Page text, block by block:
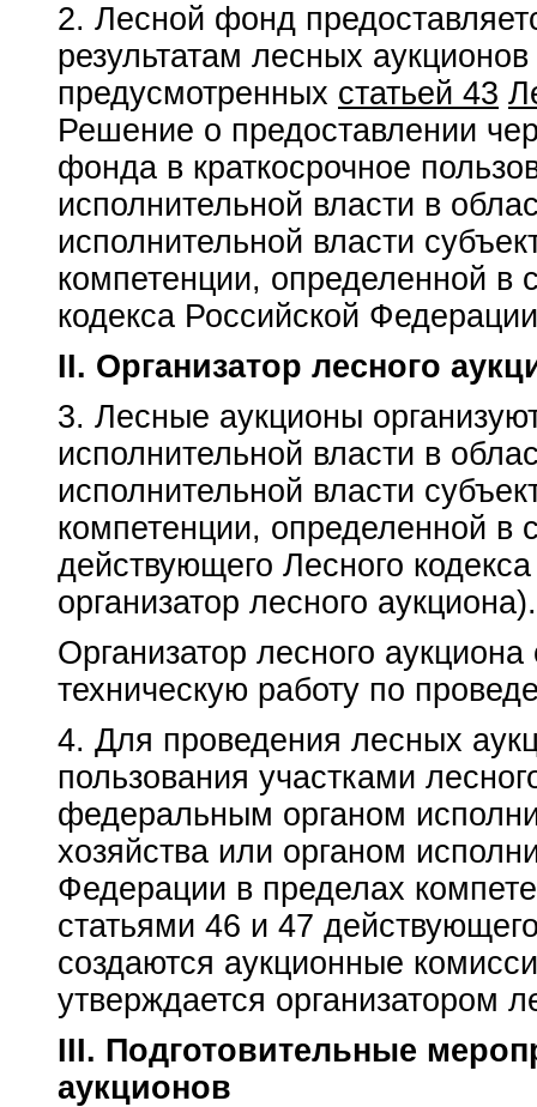
2. Лесной фонд
результатам лесных
предусмотренных статьей 43
Решение о предоставлении
фонда в краткосрочное
исполнительной власти в
исполнительной власти
компетенции, определенной в
кодекса Российской
II. Организатор лесного
3. Лесные аукционы
исполнительной власти в
исполнительной власти
компетенции, определенной в
действующего Лесного
организатор лесного аукциона).
Организатор лесного
техническую работу по
4. Для проведения лесных
пользования участками
федеральным органом
хозяйства или органом
Федерации в пределах
статьями 46 и 47
создаются аукционные
утверждается организатором
III. Подготовительные
аукционов